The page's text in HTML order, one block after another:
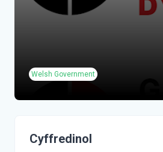
Welsh Government
Cyffredinol